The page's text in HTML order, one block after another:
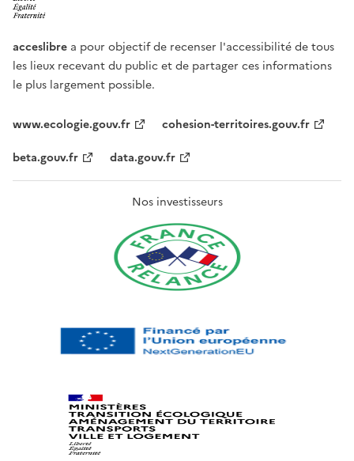
acceslibre a pour objectif de recenser l'accessibilité de tous
les lieux recevant du public et de partager ces informations
le plus largement possible.
www.ecologie.gouv.fr
cohesion-territoires.gouv.fr
beta.gouv.fr
data.gouv.fr
Nos investisseurs